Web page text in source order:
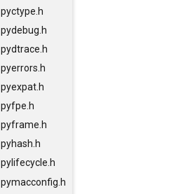
pyctype.h
pydebug.h
pydtrace.h
pyerrors.h
pyexpat.h
pyfpe.h
pyframe.h
pyhash.h
pylifecycle.h
pymacconfig.h